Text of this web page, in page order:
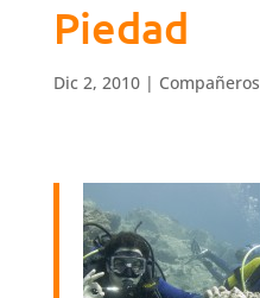
Piedad
Dic 2, 2010| Compañeros